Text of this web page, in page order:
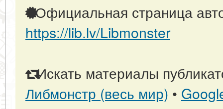
Официальная страница
https://lib.lv/Libmonster
Искать материалы
Либмонстр (весь мир) •